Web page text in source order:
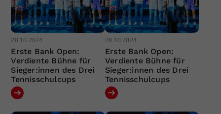
28.10.2024
Erste Bank Open:
Verdiente Bühne für
Sieger:innen des Drei
Tennisschulcups
28.10.2024
Erste Bank Open:
Verdiente Bühne für
Sieger:innen des Drei
Tennisschulcups